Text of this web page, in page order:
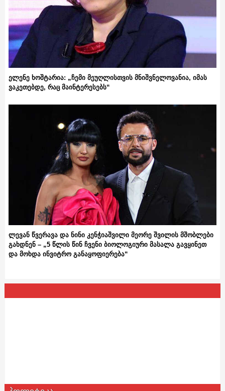
ელენე ხოშტარია: „ჩემი მეუღლისთვის მნიშვნელოვანია, იმას
ვაკეთებდე, რაც მაინტერესებს“
ლევან წვერავა და ნინი კენჭიაშვილი მეორე შვილის მშობლები
გახდნენ – „5 წლის წინ ჩვენი ბიოლოგიური მასალა გავყინეთ
და მოხდა ინვიტრო განაყოფიერება“